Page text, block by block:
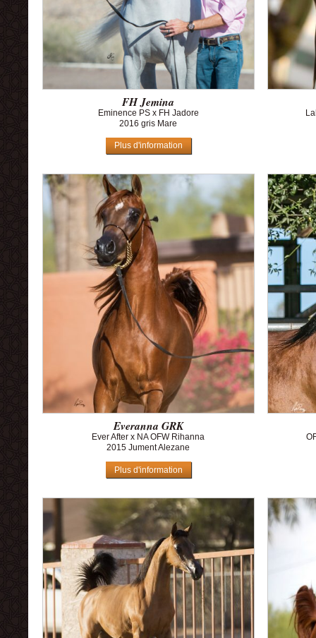
FH Jemina
Eminence PS x FH Jadore
2016 gris Mare
Plus d'information
Everanna GRK
Ever After x NA OFW Rihanna
2015 Jument Alezane
Plus d'information